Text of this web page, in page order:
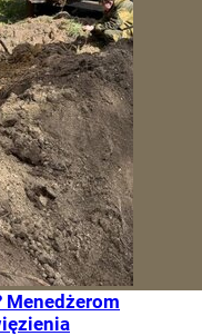
Menedżerom